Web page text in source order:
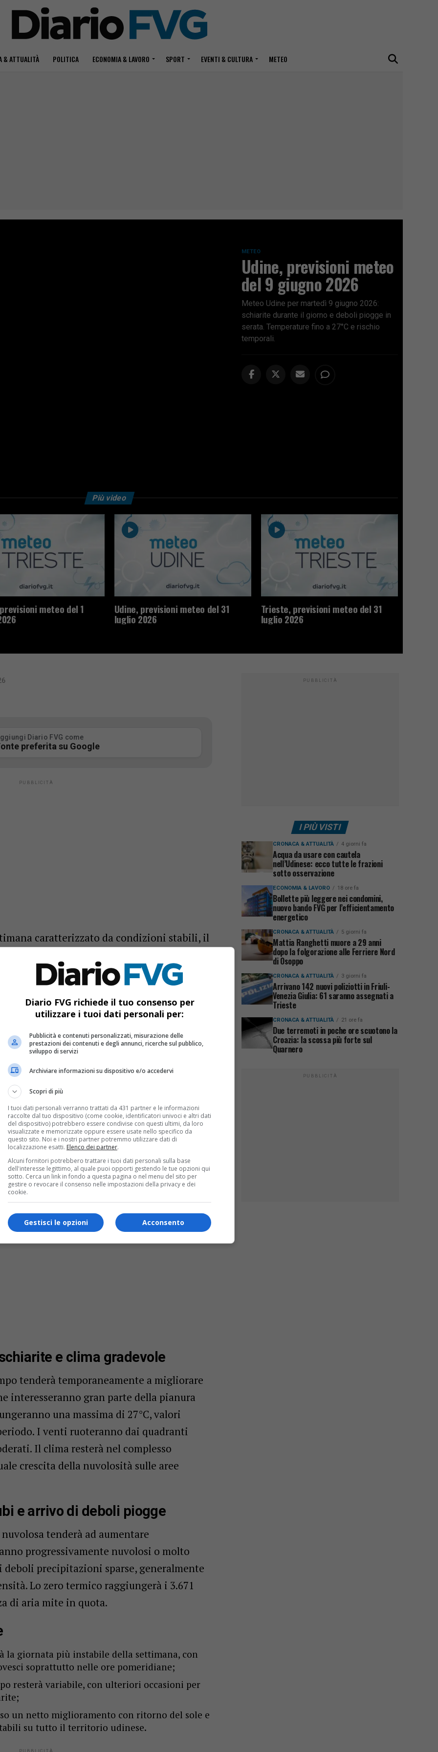
& ATTUALITÀ POLITICA ECONOMIA & LAVORO SPORT EVENTI & CULTURA METEO
METEO
Udine, previsioni meteo
del 9 giugno 2026
Meteo Udine per martedì 9 giugno 2026:
schiarite durante il giorno e deboli piogge in
serata. Temperature fino a 27°C e rischio
temporali.
Più video
meteo del 1 Udine, previsioni meteo del 31
luglio 2026
Trieste, previsioni meteo del 31
luglio 2026
Diario FVG come
preferita su Google
caratterizzato da condizioni stabili, il
segnali di cambiamento nella giornata di
indicano infatti una giornata
alternate a nuvolosità, seguita da un
serali. Le precipitazioni attese saranno
limitati a circa 0,6 millimetri, ma
fase più instabile prevista nella giornata
ma senza precipitazioni
nuvolosi e temperature
sarà di 19°C, mentre i venti
una discreta ventilazione e
per gli spostamenti e le attività
durante la mattinata.
e clima gradevole
tenderà temporaneamente a migliorare
interesseranno gran parte della pianura
una massima di 27°C, valori
I venti ruoteranno dai quadranti
Il clima resterà nel complesso
crescita della nuvolosità sulle aree
e arrivo di deboli piogge
tenderà ad aumentare
progressivamente nuvolosi o molto
precipitazioni sparse, generalmente
Lo zero termico raggiungerà i 3.671
di aria mite in quota.
la giornata più instabile della settimana, con
soprattutto nelle ore pomeridiane;
resterà variabile, con ulteriori occasioni per
un netto miglioramento con ritorno del sole e
su tutto il territorio udinese.
PUBBLICITÀ
I PIÙ VISTI
CRONACA & ATTUALITÀ 4 giorni fa
Acqua da usare con cautela
nell’Udinese: ecco tutte le frazioni
sotto osservazione
ECONOMIA & LAVORO 18 ore fa
Bollette più leggere nei condomini,
nuovo bando FVG per l’efficientamento
energetico
CRONACA & ATTUALITÀ 5 giorni fa
Mattia Ranghetti muore a 29 anni
dopo la folgorazione alle Ferriere Nord
di Osoppo
CRONACA & ATTUALITÀ 3 giorni fa
Arrivano 142 nuovi poliziotti in Friuli-
Venezia Giulia: 61 saranno assegnati a
Trieste
CRONACA & ATTUALITÀ 21 ore fa
Due terremoti in poche ore scuotono la
Croazia: la scossa più forte sul
Quarnero
PUBBLICITÀ
Diario FVG richiede il tuo consenso per
utilizzare i tuoi dati personali per:
Pubblicità e contenuti personalizzati, misurazione delle
prestazioni dei contenuti e degli annunci, ricerche sul pubblico,
sviluppo di servizi
Archiviare informazioni su dispositivo e/o accedervi
Scopri di più
I tuoi dati personali verranno trattati da 431 partner e le informazioni
raccolte dal tuo dispositivo (come cookie, identificatori univoci e altri dati
del dispositivo) potrebbero essere condivise con questi ultimi, da loro
visualizzate e memorizzate oppure essere usate nello specifico da
questo sito. Noi e i nostri partner potremmo utilizzare dati di
localizzazione esatti. Elenco dei partner.
Alcuni fornitori potrebbero trattare i tuoi dati personali sulla base
dell'interesse legittimo, al quale puoi opporti gestendo le tue opzioni qui
sotto. Cerca un link in fondo a questa pagina o nel menu del sito per
gestire o revocare il consenso nelle impostazioni della privacy e dei
cookie.
Acconsento
Gestisci le opzioni